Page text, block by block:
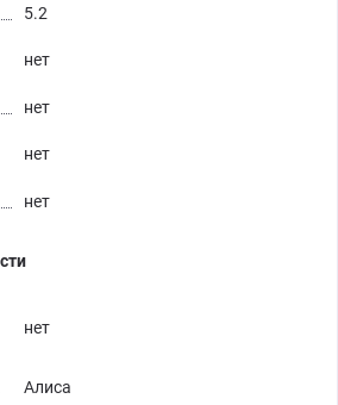
5.2
нет
нет
нет
нет
нет
Алиса